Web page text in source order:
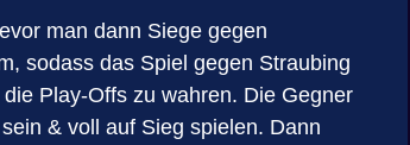
man dann Siege gegen
sodass das Spiel gegen Straubing
Play-Offs zu wahren. Die Gegner
& voll auf Sieg spielen. Dann